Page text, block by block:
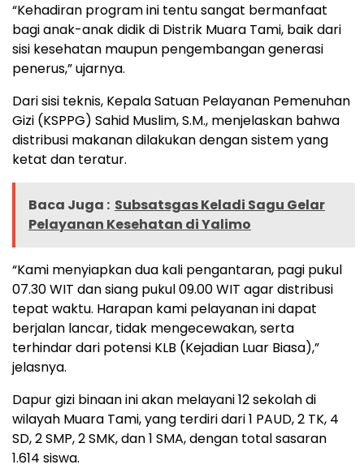
“Kehadiran program ini tentu sangat bermanfaat
bagi anak-anak didik di Distrik Muara Tami, baik dari
sisi kesehatan maupun pengembangan generasi
penerus,” ujarnya.
Dari sisi teknis, Kepala Satuan Pelayanan Pemenuhan
Gizi (KSPPG) Sahid Muslim, S.M., menjelaskan bahwa
distribusi makanan dilakukan dengan sistem yang
ketat dan teratur.
Baca Juga : Subsatsgas Keladi Sagu Gelar
Pelayanan Kesehatan di Yalimo
“Kami menyiapkan dua kali pengantaran, pagi pukul
07.30 WIT dan siang pukul 09.00 WIT agar distribusi
tepat waktu. Harapan kami pelayanan ini dapat
berjalan lancar, tidak mengecewakan, serta
terhindar dari potensi KLB (Kejadian Luar Biasa),”
jelasnya.
Dapur gizi binaan ini akan melayani 12 sekolah di
wilayah Muara Tami, yang terdiri dari 1 PAUD, 2 TK, 4
SD, 2 SMP, 2 SMK, dan 1 SMA, dengan total sasaran
1.614 siswa.